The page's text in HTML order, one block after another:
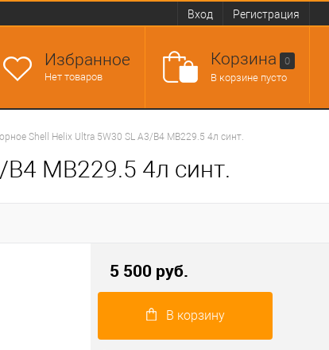
Вход Регистрация
Избранное
Нет товаров
Корзина
0
В корзине пусто
Shell Helix Ultra 5W30 SL A3/B4 MB229.5 4л синт.
MB229.5 4л синт.
5 500 руб.
В корзину